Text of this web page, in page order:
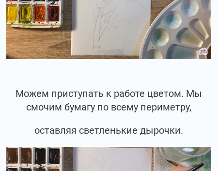
Можем приступать к работе цветом. Мы
смочим бумагу по всему периметру,
оставляя светленькие дырочки.